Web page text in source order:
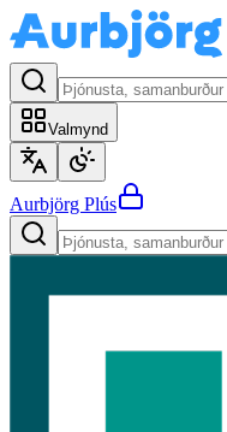
Valmynd
Aurbjörg Plús